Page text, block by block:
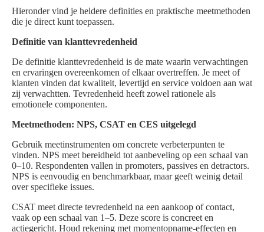
Hieronder vind je heldere definities en praktische meetmethoden
die je direct kunt toepassen.
Definitie van klanttevredenheid
De definitie klanttevredenheid is de mate waarin verwachtingen
en ervaringen overeenkomen of elkaar overtreffen. Je meet of
klanten vinden dat kwaliteit, levertijd en service voldoen aan wat
zij verwachtten. Tevredenheid heeft zowel rationele als
emotionele componenten.
Meetmethoden: NPS, CSAT en CES uitgelegd
Gebruik meetinstrumenten om concrete verbeterpunten te
vinden. NPS meet bereidheid tot aanbeveling op een schaal van
0–10. Respondenten vallen in promoters, passives en detractors.
NPS is eenvoudig en benchmarkbaar, maar geeft weinig detail
over specifieke issues.
CSAT meet directe tevredenheid na een aankoop of contact,
vaak op een schaal van 1–5. Deze score is concreet en
actiegericht. Houd rekening met momentopname-effecten en